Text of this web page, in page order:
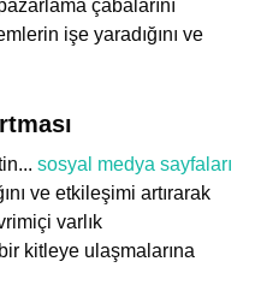
çabalarını
işe yaradığını ve
sosyal medya sayfaları
ve etkileşimi artırarak
varlık
kitleye ulaşmalarına